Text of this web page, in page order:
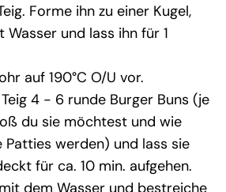
Forme ihn zu einer Kugel,
und lass ihn für 1
auf 190°C O/U vor.
4 - 6 runde Burger Buns (je
du sie möchtest und wie
werden) und lass sie
für ca. 10 min. aufgehen.
dem Wasser und bestreiche